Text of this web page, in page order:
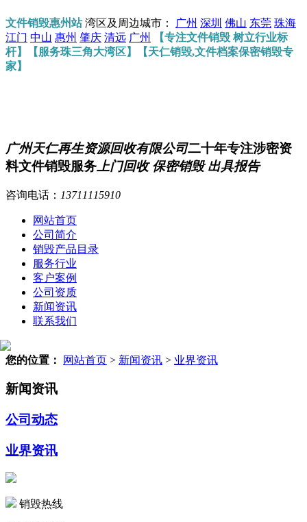
文件销毁惠州站湾区及周边城市： 广州 深圳 佛山 东莞 珠海
江门 中山 惠州 肇庆 清远 广州
【专注文件销毁 树立行业标
杆】【服务珠三角大湾区】【天仁销毁,文件档案保密销毁专
家】
广州天仁再生资源回收有限公司二十年专注涉密资
料文件销毁服务 上门回收 保密销毁 出具报告
咨询电话： 13711115910
网站首页
公司简介
销毁产品目录
服务行业
客户案例
公司资质
新闻资讯
联系我们
您的位置： 网站首页 > 新闻资讯 > 业界资讯
新闻资讯
公司动态
业界资讯
销毁热线